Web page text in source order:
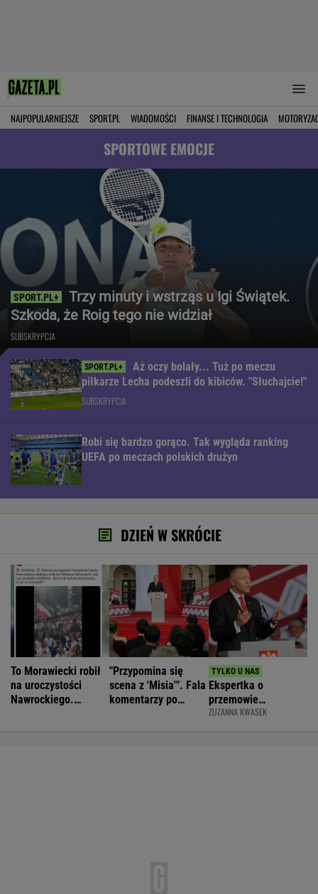
NAJPOPULARNIEJSZE SPORT.PL WIADOMOŚCI FINANSE I TECHNOLOGIA
SPORTOWE EMOCJE
Trzy minuty i wstrząs u Igi Świątek.
Szkoda, że Roig tego nie widział
SUBSKRYPCJA
Aż oczy bolały... Tuż po meczu
piłkarze Lecha podeszli do kibiców. "Słuchajcie!"
SUBSKRYPCJA
Robi się bardzo gorąco. Tak wygląda ranking
UEFA po meczach polskich drużyn
DZIEŃ W SKRÓCIE
To Morawiecki robił
na uroczystości
Nawrockiego.
"Przypomina się
scena z 'Misia'". Fala
komentarzy po
Ekspertka o
przemowie
Nawrockiego.
ZUZANNA KWASEK